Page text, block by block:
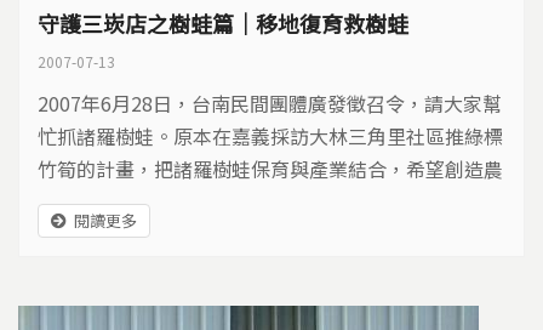
守護三崁店之樹蛙篇｜移地復育救樹蛙
2007-07-13
2007年6月28日，台南民間團體廣發徵召令，請大家幫
忙抓諸羅樹蛙。原本在嘉義採訪大林三角里社區推綠標
竹筍的計畫，把諸羅樹蛙保育與產業結合，希望創造農
民與樹蛙雙贏，這是讓諸羅樹蛙永續生存的方法之一，
才剛聽到在鹽水溪南岸的永康也有諸羅樹蛙分布，卻是
道歉，採訪到一半，直奔永康採訪...
閱讀更多